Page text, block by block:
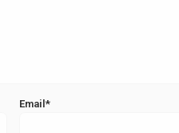
Email*